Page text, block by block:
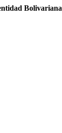
Bolivariana